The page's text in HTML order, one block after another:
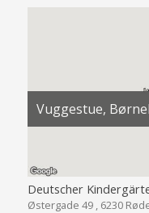
Vuggestue,
Deutscher
Østergade 49 , 6230